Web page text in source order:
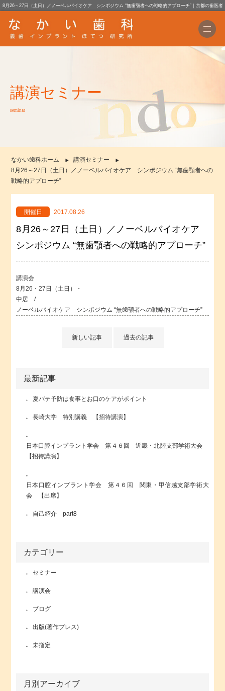
8月26～27日（土日）／ノーベルバイオケア シンポジウム “無歯顎者への戦略的アプローチ”｜京都の歯医者
講演セミナー
seminar
なかい歯科ホーム
講演セミナー
8月26～27日（土日）／ノーベルバイオケア シンポジウム “無歯顎者への
戦略的アプローチ”
開催日 2017.08.26
8月26～27日（土日）／ノーベルバイオケア
シンポジウム “無歯顎者への戦略的アプローチ”
講演会
8月26・27日（土日）・
中居 /
ノーベルバイオケア シンポジウム “無歯顎者への戦略的アプローチ”
新しい記事 過去の記事
最新記事
夏バテ予防は食事とお口のケアがポイント
長崎大学 特別講義 【招待講演】
日本口腔インプラント学会 第４６回 近畿・北陸支部学術大会
【招待講演】
日本口腔インプラント学会 第４６回 関東・甲信越支部学術大
会 【出席】
自己紹介 part8
カテゴリー
セミナー
講演会
ブログ
出版(著作プレス)
未指定
月別アーカイブ